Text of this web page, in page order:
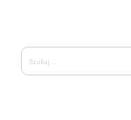
Szukaj: